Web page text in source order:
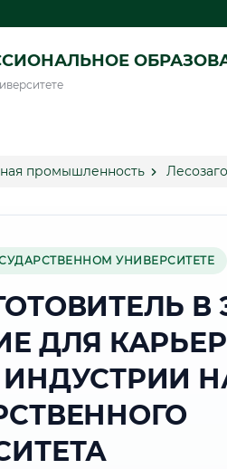
промышленность
УНИВЕРСИТЕТЕ
В
ДЛЯ